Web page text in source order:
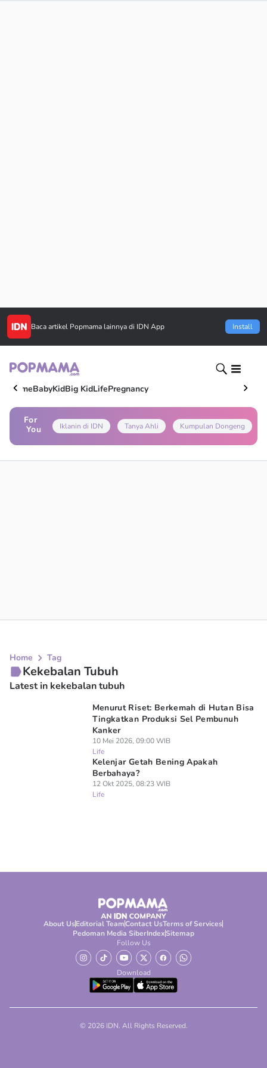
Baca artikel Popmama lainnya di IDN App Install
HomeBabyKidBig KidLifePregnancy
For
You
Iklanin di IDN Tanya Ahli Kumpulan Dongeng
Home Tag
Kekebalan Tubuh
Latest in kekebalan tubuh
Menurut Riset: Berkemah di Hutan Bisa
Tingkatkan Produksi Sel Pembunuh
Kanker
10 Mei 2026, 09:00 WIB
Life
Kelenjar Getah Bening Apakah
Berbahaya?
12 Okt 2025, 08:23 WIB
Life
About UsEditorial TeamContact UsTerms of Services
Pedoman Media SiberIndexSitemap
Follow Us
Download
© 2026 IDN. All Rights Reserved.